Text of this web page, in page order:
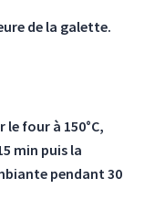
de la galette.
four à 150°C,
min puis la
pendant 30